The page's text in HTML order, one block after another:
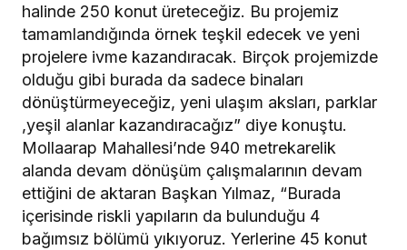
halinde 250 konut üreteceğiz. Bu projemiz
tamamlandığında örnek teşkil edecek ve yeni
projelere ivme kazandıracak. Birçok projemizde
olduğu gibi burada da sadece binaları
dönüştürmeyeceğiz, yeni ulaşım aksları, parklar
,yeşil alanlar kazandıracağız” diye konuştu.
Mollaarap Mahallesi’nde 940 metrekarelik
alanda devam dönüşüm çalışmalarının devam
ettiğini de aktaran Başkan Yılmaz, “Burada
içerisinde riskli yapıların da bulunduğu 4
bağımsız bölümü yıkıyoruz. Yerlerine 45 konut